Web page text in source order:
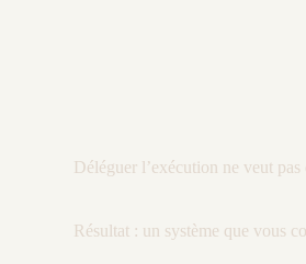
Déléguer l’exécution ne veut
Résultat : un système que vous